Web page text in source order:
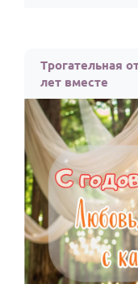
Трогательная
лет вместе